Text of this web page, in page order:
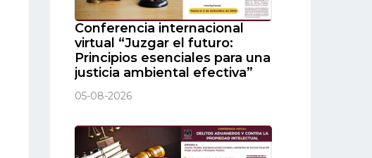
Conferencia internacional
virtual “Juzgar el futuro:
Principios esenciales para una
justicia ambiental efectiva”
05-08-2026